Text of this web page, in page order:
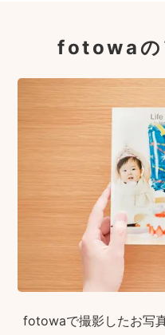
fotowaの
fotowaで撮影したお写